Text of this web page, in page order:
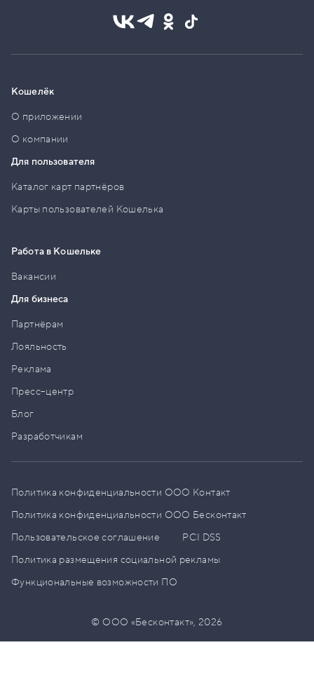
Кошелёк
О приложении
О компании
Для пользователя
Каталог карт партнёров
Карты пользователей Кошелька
Работа в Кошельке
Вакансии
Для бизнеса
Партнёрам
Лояльность
Реклама
Пресс–центр
Блог
Разработчикам
Политика конфиденциальности ООО Контакт
Политика конфиденциальности ООО Бесконтакт
Пользовательское соглашение
PCI DSS
Политика размещения социальной рекламы
Функциональные возможности ПО
© ООО «Бесконтакт»,2026